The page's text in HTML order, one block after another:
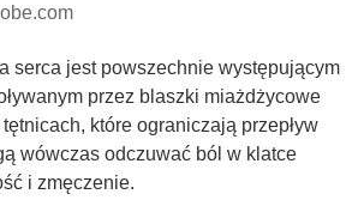
serca jest powszechnie występującym
przez blaszki miażdżycowe
które ograniczają przepływ
wówczas odczuwać ból w klatce
i zmęczenie.